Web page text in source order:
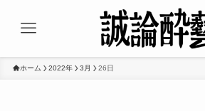
ホーム 2022年 3月 26日